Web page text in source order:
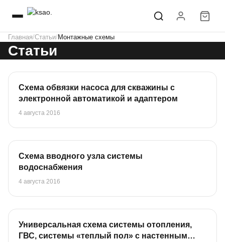
Главная Статьи Монтажные схемы
Статьи
Схема обвязки насоса для скважины с
электронной автоматикой и адаптером
4 августа 2016
Схема вводного узла системы
водоснабжения
4 августа 2016
Универсальная схема системы отопления,
ГВС, системы «теплый пол» с настенным